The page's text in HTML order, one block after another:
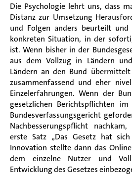
Die Psychologie lehrt uns, dass
Distanz zur Umsetzung
und Folgen anders beurteilt
konkreten Situation, in der
ist. Wenn bisher in der
aus dem Vollzug in Ländern
Ländern an den Bund
zusammenfassend und eher
Einzelerfahrungen. Wenn der
gesetzlichen Berichtspflichten
Bundesverfassungsgericht
Nachbesserungspflicht
erste Satz „Das Gesetz hat
Innovation stellte dann das
dem einzelne Nutzer und
Entwicklung des Gesetzes